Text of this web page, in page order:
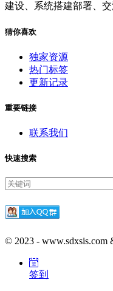
建设、系统搭建部署、
猜你喜欢
独家资源
热门标签
更新记录
重要链接
联系我们
快速搜索
© 2023 -
签到